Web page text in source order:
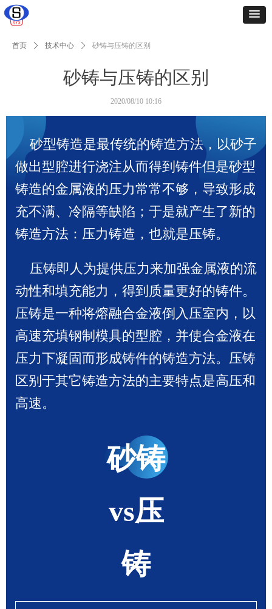
砂铸与压铸的区别
首页 ꄲ 技术中心 ꄲ 砂铸与压铸的区别
砂型铸造是最传统的铸造方法，以砂子
做出型腔进行浇注从而得到铸件但是砂型
铸造的金属液的压力常常不够，导致形成
充不满、冷隔等缺陷；于是就产生了新的
铸造方法：压力铸造，也就是压铸。
压铸即人为提供压力来加强金属液的流
动性和填充能力，得到质量更好的铸件。
压铸是一种将熔融合金液倒入压室内，以
高速充填钢制模具的型腔，并使合金液在
压力下凝固而形成铸件的铸造方法。压铸
区别于其它铸造方法的主要特点是高压和
高速。
砂铸
vs压
铸
2020/08/10 10:16